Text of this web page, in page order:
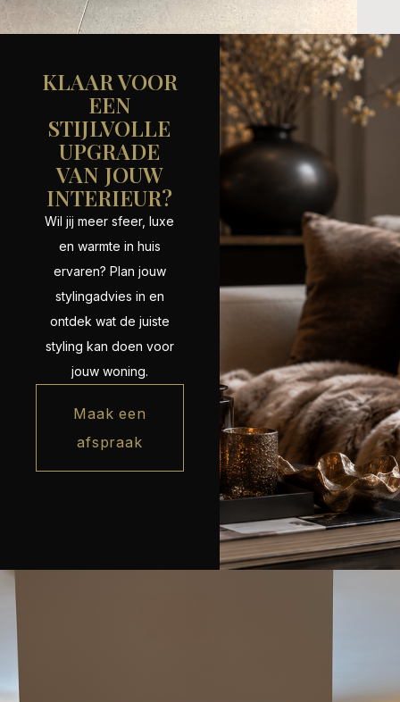
KLAAR VOOR
EEN
STIJLVOLLE
UPGRADE
VAN JOUW
INTERIEUR?
Wil jij meer sfeer, luxe
en warmte in huis
ervaren? Plan jouw
stylingadvies in en
ontdek wat de juiste
styling kan doen voor
jouw woning.
Maak een
afspraak